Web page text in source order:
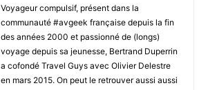
Voyageur compulsif, présent dans la
communauté #avgeek française depuis la fin
des années 2000 et passionné de (longs)
voyage depuis sa jeunesse, Bertrand Duperrin
a cofondé Travel Guys avec Olivier Delestre
en mars 2015. On peut le retrouver aussi aussi